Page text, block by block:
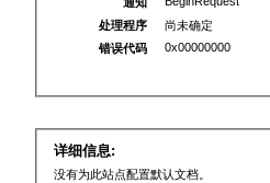
处理程序
尚未确定
错误代码
0x00000000
详细信息:
没有为此站点配置默认文档。